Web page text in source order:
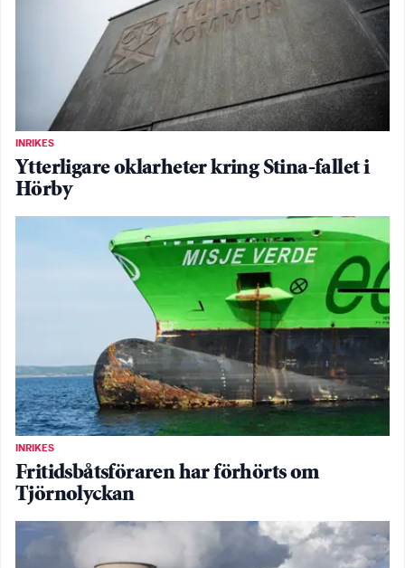
INRIKES
Ytterligare oklarheter kring Stina-fallet i
Hörby
INRIKES
Fritidsbåtsföraren har förhörts om
Tjörnolyckan